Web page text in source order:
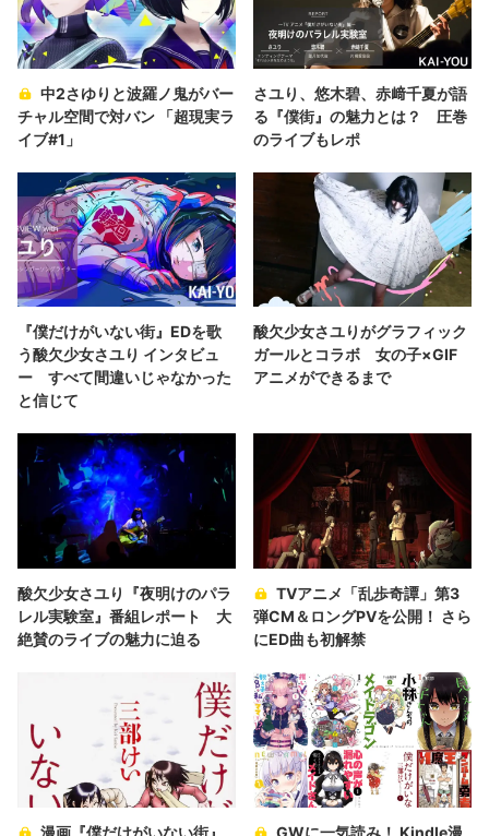
中2さゆりと波羅ノ鬼がバー
チャル空間で対バン 「超現実ラ
イブ#1」
さユり、悠木碧、赤﨑千夏が語
る『僕街』の魅力とは？ 圧巻
のライブもレポ
『僕だけがいない街』EDを歌
う酸欠少女さユり インタビュ
ー すべて間違いじゃなかった
と信じて
酸欠少女さユりがグラフィック
ガールとコラボ 女の子×GIF
アニメができるまで
酸欠少女さユり『夜明けのパラ
レル実験室』番組レポート 大
絶賛のライブの魅力に迫る
TVアニメ「乱歩奇譚」第3
弾CM＆ロングPVを公開！ さら
にED曲も初解禁
漫画『僕だけがいない街』 GWに一気読み！ Kindle漫